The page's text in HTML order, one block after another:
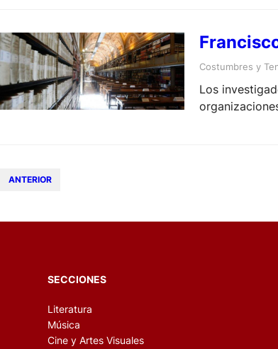
Costumbres y
Los
ANTERIOR
SECCIONES
Literatura
Música
Cine y Artes Visuales